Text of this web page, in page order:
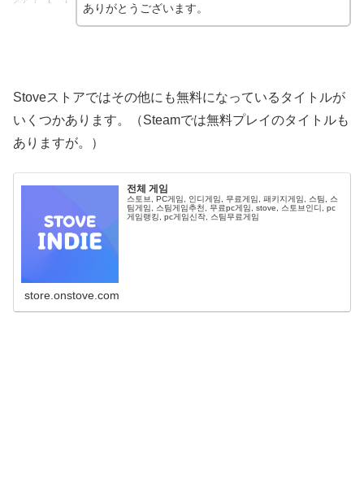
ありがとうございます。
Stoveストアではその他にも無料になっているタイトルが
いくつかあります。（Steamでは無料プレイのタイトルも
ありますが。）
전체 게임
스토브, PC게임, 인디게임, 무료게임, 패키지게임, 스팀, 스
팀게임, 스팀게임추천, 무료pc게임, stove, 스토브인디, pc
게임랭킹, pc게임신작, 스팀무료게임
store.onstove.com